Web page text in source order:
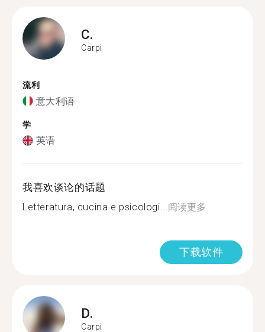
C.
Carpi
流利
意大利语
学
英语
我喜欢谈论的话题
Letteratura, cucina e psicologi...阅读更多
下载软件
D.
Carpi